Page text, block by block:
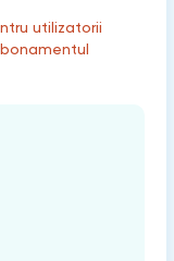
utilizatorii